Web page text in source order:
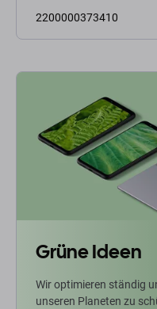
2200000373410
Grüne Ideen
Wir optimieren ständig
unseren Planeten zu